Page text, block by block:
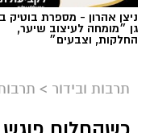
מעניק לילדים כלים
ניצן אהרון - מספרת בוטיק
גן ״מומחה לעיצוב שיער,
החלקות, וצבעים״
תרבות ובידור >